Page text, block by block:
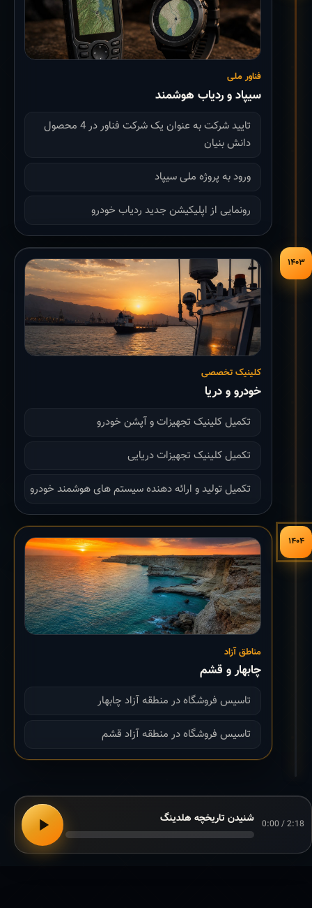
فناور ملی
سیپاد و ردیاب هوشمند
تایید شرکت به عنوان یک شرکت فناور در 4 محصول
دانش بنیان
ورود به پروژه ملی سیپاد
رونمایی از اپلیکیشن جدید ردیاب خودرو
۱۴۰۳
کلینیک تخصصی
خودرو و دریا
تکمیل کلینیک تجهیزات و آپشن خودرو
تکمیل کلینیک تجهیزات دریایی
تکمیل تولید و ارائه دهنده سیستم های هوشمند خودرو
۱۴۰۴
مناطق آزاد
چابهار و قشم
تاسیس فروشگاه در منطقه آزاد چابهار
تاسیس فروشگاه در منطقه آزاد قشم
0:00 / 2:18 شنیدن تاریخچه هلدینگ